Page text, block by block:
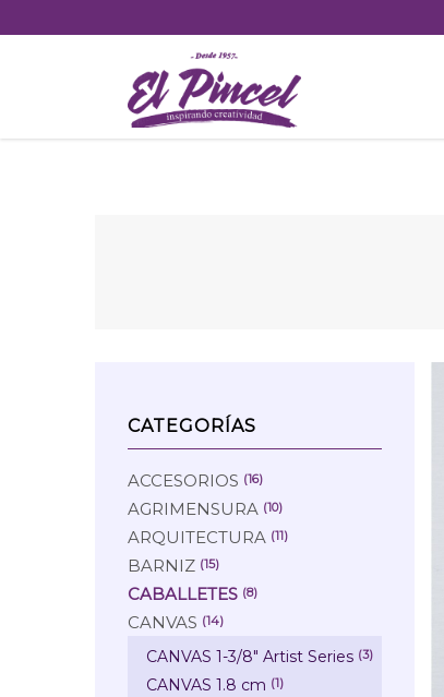
to
CATEGORÍAS
ACCESORIOS (16)
AGRIMENSURA (10)
ARQUITECTURA (11)
BARNIZ (15)
CABALLETES (8)
CANVAS (14)
CANVAS 1-3/8" Artist Series (3)
CANVAS 1.8 cm (1)